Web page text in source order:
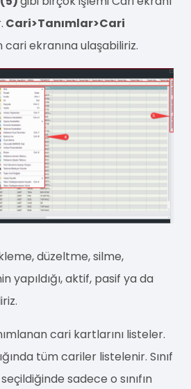
Cari>Tanımlar>Cari
cari ekranına ulaşabiliriz.
düzeltme, silme,
yapıldığı, aktif, pasif ya da
cari kartlarını listeler.
tüm cariler listelenir. Sınıf
sadece o sınıfın